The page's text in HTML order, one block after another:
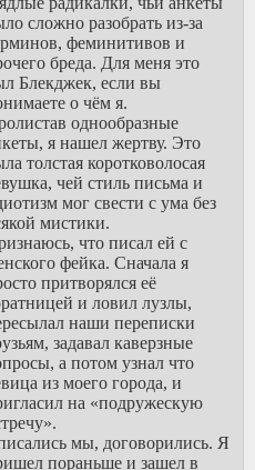
член парня,
корочай девица в
анкете пыталась
показаться такой
аморальненькой
модненькой
пошеренной
фемкой. На
страницы
феминистки было
сп с тем куном, и
всего 2-3 подписки
на самые
нейтральные
тамблеровские
фемские
сообщества с
закрытыми
комментами. Я, как
и всегда, скинул
ссылку парню на
девушки. Он
сложно разобрать из-за
феминитивов и
бреда. Для меня это
Блекджек, если вы
о чём я.
однообразные
я нашел жертву. Это
толстая коротковолосая
чей стиль письма и
мог свести с ума без
мистики.
что писал ей с
фейка. Сначала я
притворялся её
и ловил лузлы,
наши переписки
задавал каверзные
а потом узнал что
из моего города, и
на «подружескую
мы, договорились. Я
пораньше и зашел в